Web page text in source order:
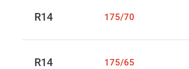
R14 175/70
R14 175/65